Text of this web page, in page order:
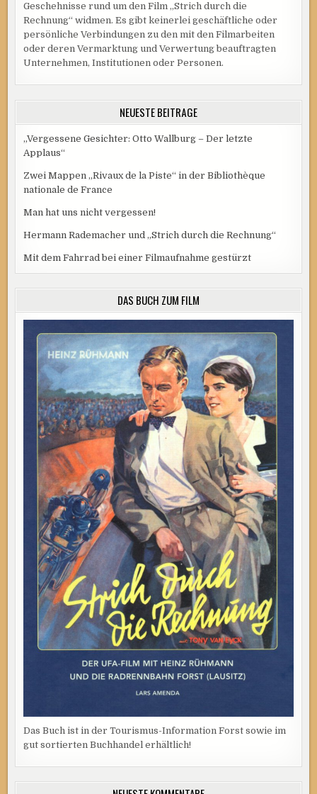
Geschehnisse rund um den Film „Strich durch die
Rechnung“ widmen. Es gibt keinerlei geschäftliche oder
persönliche Verbindungen zu den mit den Filmarbeiten
oder deren Vermarktung und Verwertung beauftragten
Unternehmen, Institutionen oder Personen.
NEUESTE BEITRÄGE
„Vergessene Gesichter: Otto Wallburg – Der letzte
Applaus“
Zwei Mappen „Rivaux de la Piste“ in der Bibliothèque
nationale de France
Man hat uns nicht vergessen!
Hermann Rademacher und „Strich durch die Rechnung“
Mit dem Fahrrad bei einer Filmaufnahme gestürzt
DAS BUCH ZUM FILM
Das Buch ist in der Tourismus-Information Forst sowie im
gut sortierten Buchhandel erhältlich!